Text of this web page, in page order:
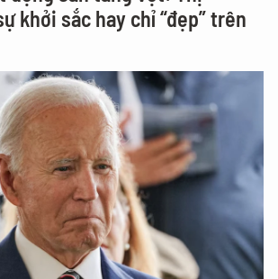
khởi sắc hay chỉ “đẹp” trên